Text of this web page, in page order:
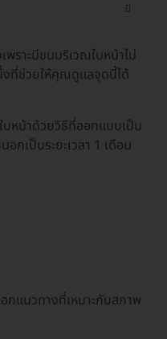
ราะมีขนบริเวณใบหน้าไม่
งที่ช่วยให้คุณดูแลจุดนี้ได้
บหน้าด้วยวิธีที่ออกแบบเป็น
กเป็นระยะเวลา 1 เดือน
แนวทางที่เหมาะกับสภาพ